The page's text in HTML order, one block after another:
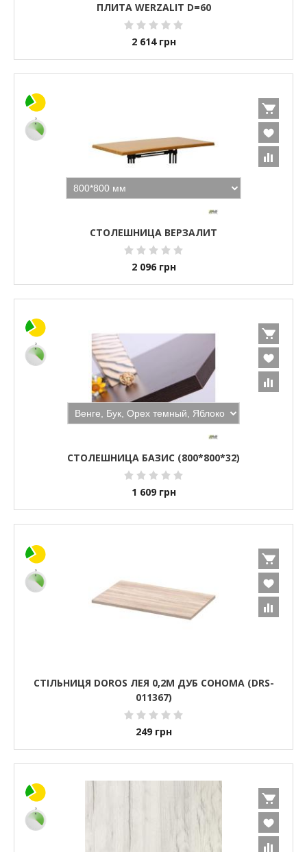
ПЛИТА WERZALIT D=60
2 614 грн
СТОЛЕШНИЦА ВЕРЗАЛИТ
2 096 грн
СТОЛЕШНИЦА БАЗИС (800*800*32)
1 609 грн
СТІЛЬНИЦЯ DOROS ЛЕЯ 0,2М ДУБ СОНОМА (DRS-
011367)
249 грн